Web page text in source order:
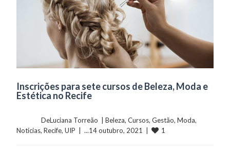
Inscrições para sete cursos de Beleza, Moda e
Estética no Recife
	    	DeLuciana Torreão  |
Beleza, Cursos, Gestão, Moda
Notícias, Recife, UIP
  |  ...14 outubro, 2021  |
1